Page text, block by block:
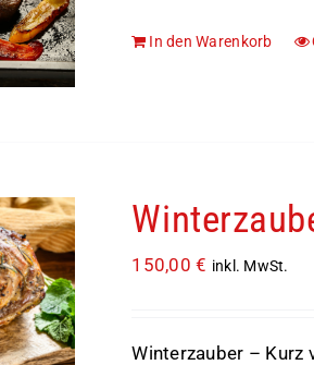
In den Warenkorb
150,00€ inkl. MwSt.
Winterzauber – Kurz